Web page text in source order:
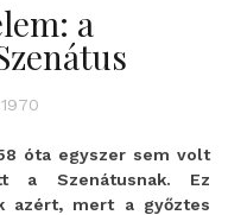
a
óta egyszer sem volt
a Szenátusnak. Ez
azért, mert a győztes